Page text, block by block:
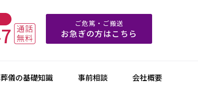
ご危篤・ご搬送
お急ぎの方はこちら
葬儀の基礎知識 事前相談 会社概要